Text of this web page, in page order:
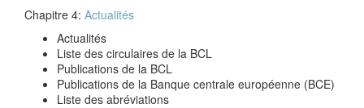
Chapitre 4: Actualités
Actualités
Liste des circulaires de la BCL
Publications de la BCL
Publications de la Banque centrale européenne (BCE)
Liste des abréviations